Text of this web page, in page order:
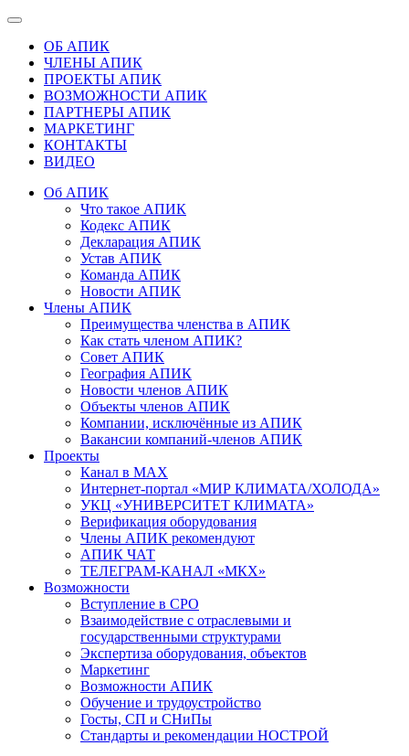
ОБ АПИК
ЧЛЕНЫ АПИК
ПРОЕКТЫ АПИК
ВОЗМОЖНОСТИ АПИК
ПАРТНЕРЫ АПИК
МАРКЕТИНГ
КОНТАКТЫ
ВИДЕО
Об АПИК
Что такое АПИК
Кодекс АПИК
Декларация АПИК
Устав АПИК
Команда АПИК
Новости АПИК
Члены АПИК
Преимущества членства в АПИК
Как стать членом АПИК?
Совет АПИК
География АПИК
Новости членов АПИК
Объекты членов АПИК
Компании, исключённые из АПИК
Вакансии компаний-членов АПИК
Проекты
Канал в MAX
Интернет-портал «МИР КЛИМАТА/ХОЛОДА»
УКЦ «УНИВЕРСИТЕТ КЛИМАТА»
Верификация оборудования
Члены АПИК рекомендуют
АПИК ЧАТ
ТЕЛЕГРАМ-КАНАЛ «МКХ»
Возможности
Вступление в СРО
Взаимодействие с отраслевыми и
государственными структурами
Экспертиза оборудования, объектов
Маркетинг
Возможности АПИК
Обучение и трудоустройство
Госты, СП и СНиПы
Стандарты и рекомендации НОСТРОЙ